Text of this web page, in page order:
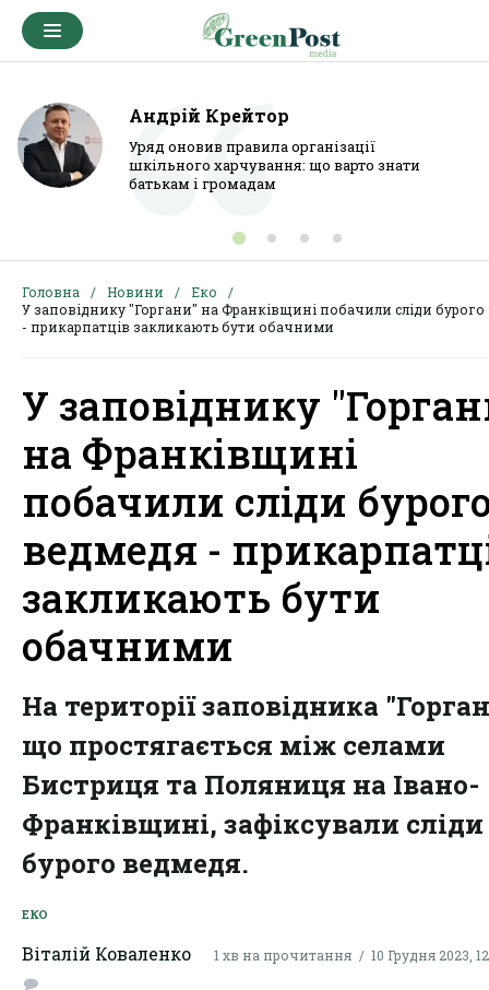
Андрій Крейтор
Уряд оновив правила організації
шкільного харчування: що варто знати
батькам і громадам
Головна Новини
Еко
У заповіднику "Горгани" на Франківщині побачили сліди бурого
- прикарпатців закликають бути обачними
У заповіднику
на Франківщині
побачили сліди
ведмедя -
закликають бути
обачними
На території заповідника
що простягається між селами
Бистриця та Поляниця на Івано-
Франківщині, зафіксували сліди
бурого ведмедя.
ЕКО
Віталій Коваленко 1 хв на прочитання 10 Грудня 2023,